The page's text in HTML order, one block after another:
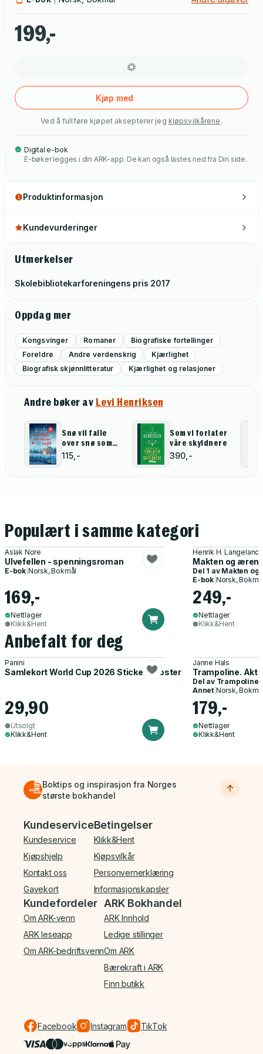
199,-
Kjøp med
Ved å fullføre kjøpet aksepterer jeg kjøpsvilkårene .
Digital e-bok
E-bøker legges i din ARK-app. De kan også lastes ned fra Din side.
Produktinformasjon
Kundevurderinger
Utmerkelser
Skolebibliotekarforeningens pris 2017
Oppdag mer
Kongsvinger Romaner
Biografiske fortellinger
Foreldre
Andre verdenskrig
Kjærlighet
Biografisk skjønnlitteratur
Kjærlighet og relasjoner
Andre bøker av Levi Henriksen
Snø vil falle
over snø som
har falt
115,-
Som vi forlater
våre skyldnere
390,-
Populært i samme kategori
Aslak Nore
Ulvefellen - spenningsroman
E-bok Norsk, Bokmål
169,-
Nettlager
Klikk&Hent
Henrik H. Langeland
Makten og æren
Del 1 av Makten og
E-bok| Norsk,
249,-
Nettlager
Klikk&Hent
Anbefalt for deg
Panini
Samlekort World Cup 2026 Sticker Booster
29,90
Utsolgt
Klikk&Hent
Janne Hals
Trampoline.
Del av Trampoline
Annet| Norsk,
179,-
Nettlager
Klikk&Hent
Boktips og inspirasjon fra Norges
største bokhandel
Bunnmeny
Kundeservice
Kundeservice
Kjøpshjelp
Kontakt oss
Gavekort
Betingelser
Klikk&Hent
Kjøpsvilkår
Personvernerklæring
Informasjonskapsler
Kundefordeler
Om ARK-venn
ARK leseapp
Om ARK-bedriftsvenn
ARK Bokhandel
ARK Innhold
Ledige stillinger
Om ARK
Bærekraft i ARK
Finn butikk
Facebook Instagram TikTok